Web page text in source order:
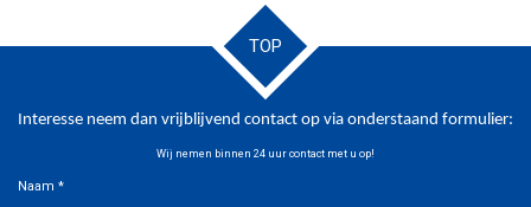
TOP
Interesse neem dan vrijblijvend contact op via onderstaand formulier:
Wij nemen binnen 24 uur contact met u op!
Naam *